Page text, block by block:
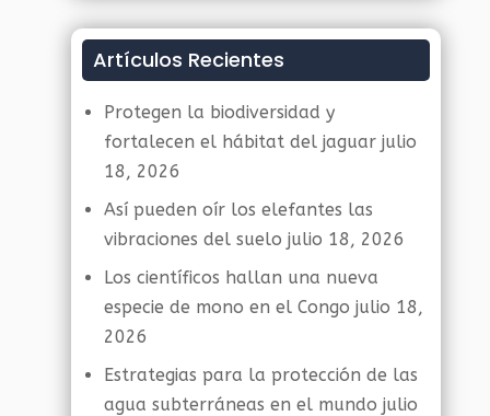
Artículos Recientes
Protegen la biodiversidad y
fortalecen el hábitat del jaguar julio
18, 2026
Así pueden oír los elefantes las
vibraciones del suelo julio 18, 2026
Los científicos hallan una nueva
especie de mono en el Congo julio 18,
2026
Estrategias para la protección de las
agua subterráneas en el mundo julio